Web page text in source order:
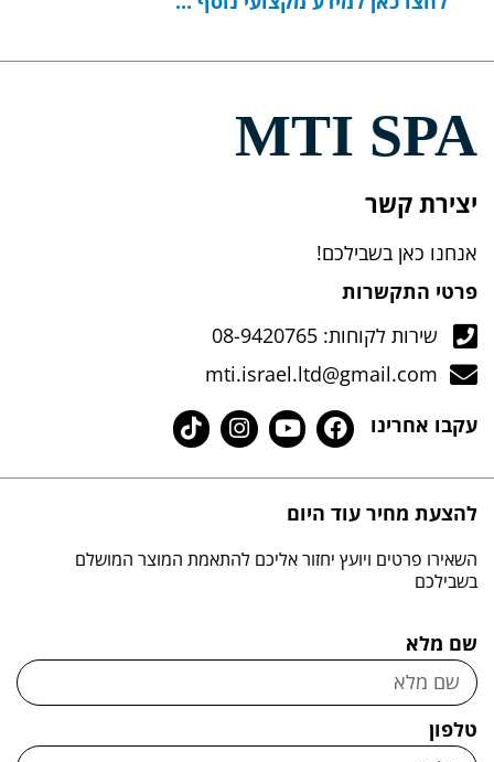
יצירת קשר
אנחנו כאן בשבילכם!
MTI SPA
פרטי התקשרות
שירות לקוחות: 08-9420765
mti.israel.ltd@gmail.com
עקבו אחרינו
להצעת מחיר עוד היום
השאירו פרטים ויועץ יחזור אליכם להתאמת המוצר המושלם
בשבילכם
שם מלא
טלפון